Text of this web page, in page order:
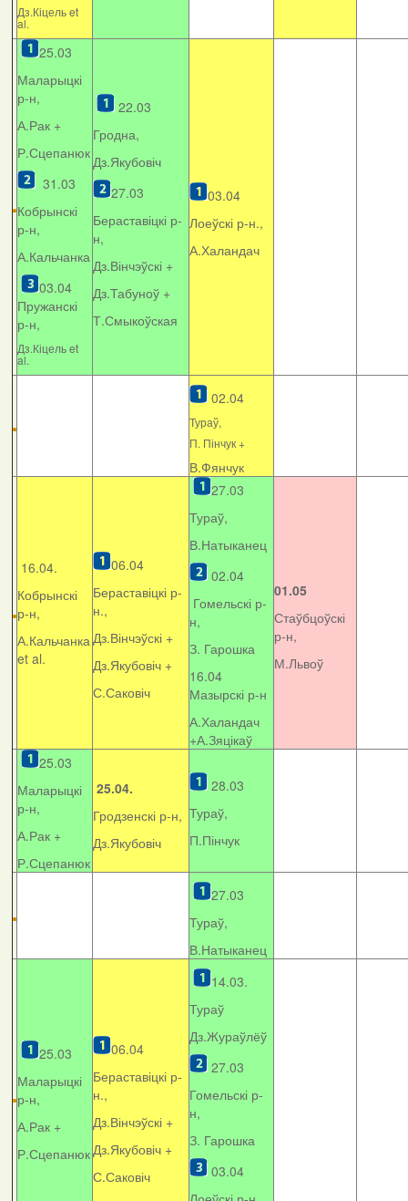
Дз.Кіцель et
al.
25.03
Маларыцкі
р-н,
А.Рак +
Р.Сцепанюк
31.03
Кобрынскі
р-н,
А.Кальчанка
03.04
Пружанскі
р-н,
Дз.Кіцель et
al.
22.03
Гродна,
Дз.Якубовіч
27.03
Бераставіцкі р-
н,
Дз.Вінчэўскі +
Дз.Табуноў +
Т.Смыкоўская
03.04
Лоеўскі р-н.,
А.Халандач
02.04
Тураў,
П. Пінчук +
В.Фянчук
16.04.
Кобрынскі
р-н,
А.Кальчанка
et al.
06.04
Бераставіцкі р-
н.,
Дз.Вінчэўскі +
Дз.Якубовіч +
С.Саковіч
27.03
Тураў,
В.Натыканец
02.04
Гомельскі р-
н,
З. Гарошка
16.04
Мазырскі р-н
А.Халандач
+А.Зяцікаў
01.05
Стаўбцоўскі
р-н,
М.Львоў
25.03
Маларыцкі
р-н,
А.Рак +
Р.Сцепанюк
25.04.
Гродзенскі р-н,
Дз.Якубовіч
28.03
Тураў,
П.Пінчук
27.03
Тураў,
В.Натыканец
25.03
Маларыцкі
р-н,
А.Рак +
Р.Сцепанюк
06.04
Бераставіцкі р-
н.,
Дз.Вінчэўскі +
Дз.Якубовіч +
С.Саковіч
14.03.
Тураў
Дз.Жураўлёў
27.03
Гомельскі р-
н,
З. Гарошка
03.04